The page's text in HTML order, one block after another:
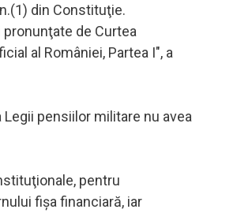
din Constituţie.
de Curtea
al României, Partea I", a
pensiilor militare nu avea
pentru
fişa financiară, iar